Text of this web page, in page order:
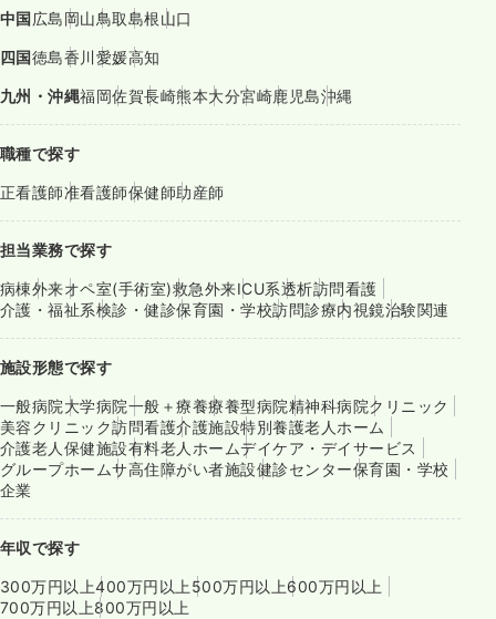
中国 広島 岡山鳥取島根山口
四国徳島香川 愛媛高知
九州・沖縄福岡佐賀長崎熊本大分宮崎鹿児島沖縄
職種で探す
正看護師准看護師保健師助産師
担当業務で探す
病棟外来オペ室(手術室)救急外来ICU系透析訪問看護
介護・福祉系検診・健診保育園・学校訪問診療内視鏡治験関連
施設形態で探す
一般病院大学病院一般＋療養療養型病院精神科病院クリニック
美容クリニック訪問看護介護施設特別養護老人ホーム
介護老人保健施設有料老人ホームデイケア・デイサービス
グループホームサ高住障がい者施設健診センター保育園・学校
企業
年収で探す
300万円以上400万円以上500万円以上600万円以上
700万円以上800万円以上